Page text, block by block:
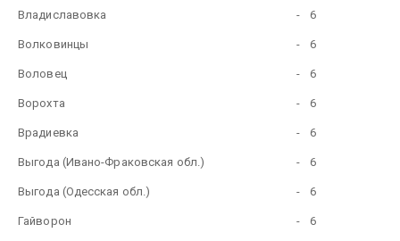
Владиславовка - 6
Волковинцы - 6
Воловец - 6
Ворохта - 6
Врадиевка - 6
Выгода (Ивано-Фраковская обл.) - 6
Выгода (Одесская обл.) - 6
Гайворон - 6